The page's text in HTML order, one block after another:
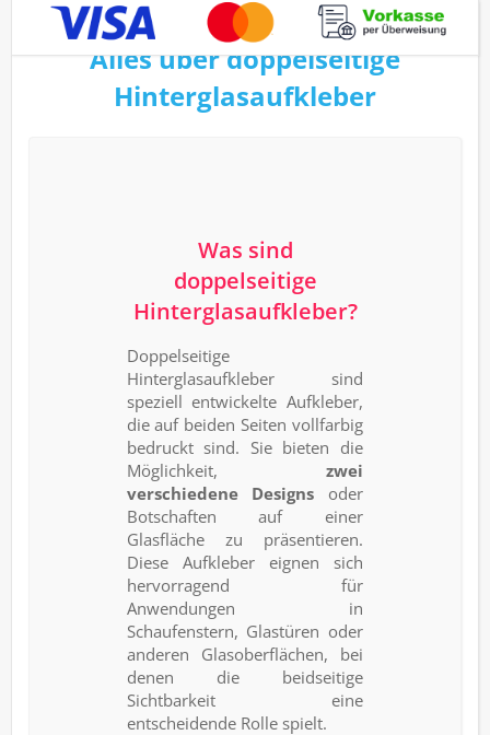
Alles über doppelseitige
Hinterglasaufkleber
Was sind
doppelseitige
Hinterglasaufkleber?
Doppelseitige
Hinterglasaufkleber sind
speziell entwickelte Aufkleber,
die auf beiden Seiten vollfarbig
bedruckt sind. Sie bieten die
Möglichkeit, zwei
verschiedene Designsoder
Botschaften auf einer
Glasfläche zu präsentieren.
Diese Aufkleber eignen sich
hervorragend für
Anwendungen in
Schaufenstern, Glastüren oder
anderen Glasoberflächen, bei
denen die beidseitige
Sichtbarkeit eine
entscheidende Rolle spielt.